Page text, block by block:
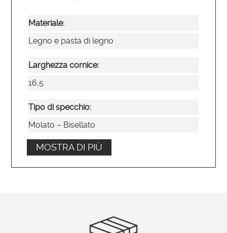
Materiale:
Legno e pasta di legno
Larghezza cornice:
16,5
Tipo di specchio:
Molato – Bisellato
Posizionamento:
Verticale e orizzontale
MOSTRA DI PIÙ